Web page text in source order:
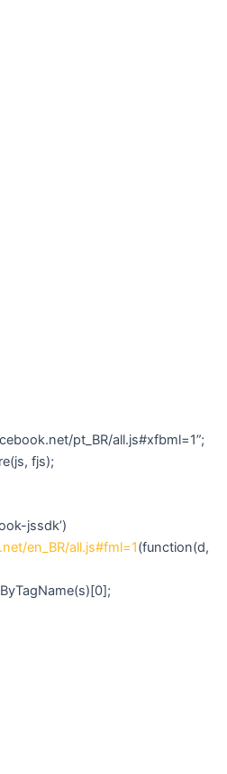
pt_BR/all.js#xfbml=1”;
fjs);
jssdk’)
en_BR/all.js#fml=1(function(d,